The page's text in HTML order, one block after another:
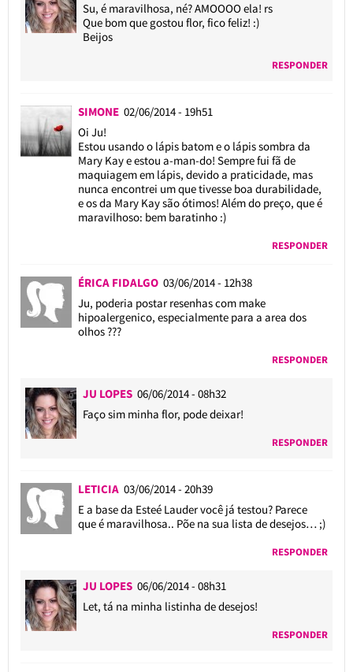
Su, é maravilhosa, né? AMOOOO ela! rs
Que bom que gostou flor, fico feliz! :)
Beijos
RESPONDER
SIMONE 02/06/2014 - 19h51
Oi Ju!
Estou usando o lápis batom e o lápis sombra da
Mary Kay e estou a-man-do! Sempre fui fã de
maquiagem em lápis, devido a praticidade, mas
nunca encontrei um que tivesse boa durabilidade,
e os da Mary Kay são ótimos! Além do preço, que é
maravilhoso: bem baratinho :)
RESPONDER
ÉRICA FIDALGO 03/06/2014 - 12h38
Ju, poderia postar resenhas com make
hipoalergenico, especialmente para a area dos
olhos ???
RESPONDER
JU LOPES 06/06/2014 - 08h32
Faço sim minha flor, pode deixar!
RESPONDER
LETICIA 03/06/2014 - 20h39
E a base da Esteé Lauder você já testou? Parece
que é maravilhosa.. Põe na sua lista de desejos… ;)
RESPONDER
JU LOPES 06/06/2014 - 08h31
Let, tá na minha listinha de desejos!
RESPONDER